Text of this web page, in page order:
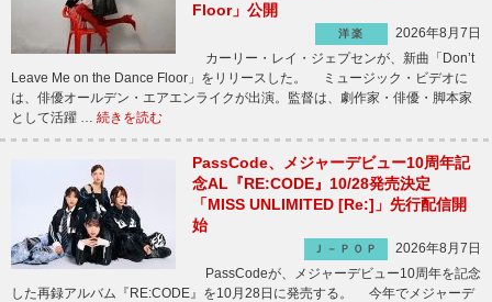
Floor」公開
洋楽
2026年8月7日
カーリー・レイ・ジェプセンが、新曲「Don’t
Leave Me on the Dance Floor」をリリースした。 ミュージック・ビデオに
は、俳優オールデン・エアエンライクが出演。監督は、劇作家・俳優・脚本家
として活躍 … 続きを読む
PassCode、メジャーデビュー10周年記
念AL『RE:CODE』10/28発売決定
「MISS UNLIMITED [Re:]」先行配信開
始
Ｊ－ＰＯＰ
2026年8月7日
PassCodeが、メジャーデビュー10周年を記念
した再録アルバム『RE:CODE』を10月28日に発売する。 今年でメジャーデ